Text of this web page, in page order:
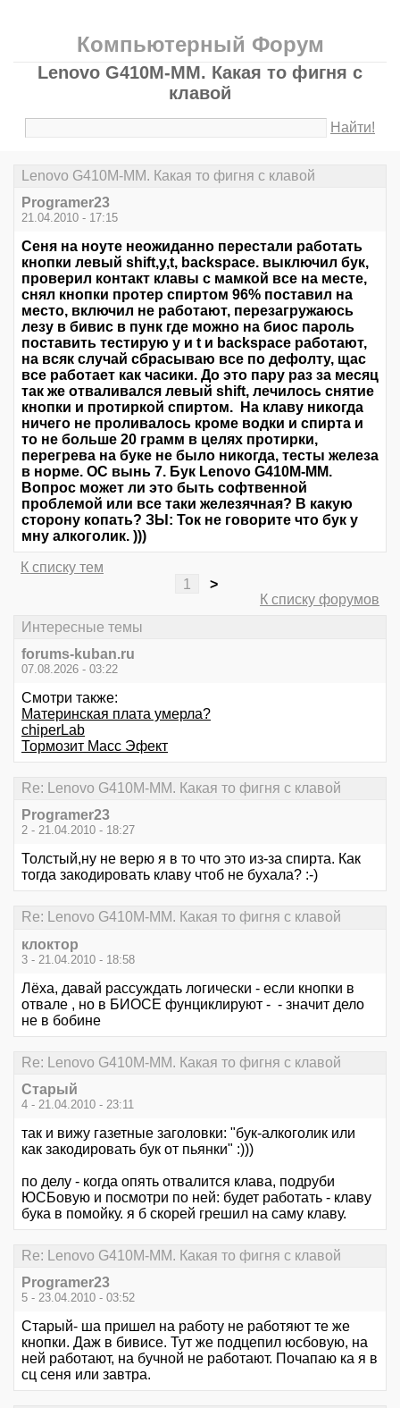
Компьютерный Форум
Lenovo G410M-MM. Какая то фигня с
клавой
Найти!
Lenovo G410M-MM. Какая то фигня с клавой
Programer23
21.04.2010 - 17:15
Сеня на ноуте неожиданно перестали работать
кнопки левый shift,y,t, backspace. выключил бук,
проверил контакт клавы с мамкой все на месте,
снял кнопки протер спиртом 96% поставил на
место, включил не работают, перезагружаюсь
лезу в бивис в пунк где можно на биос пароль
поставить тестирую y и t и backspace работают,
на всяк случай сбрасываю все по дефолту, щас
все работает как часики. До это пару раз за месяц
так же отваливался левый shift, лечилось снятие
кнопки и протиркой спиртом. На клаву никогда
ничего не проливалось кроме водки и спирта и
то не больше 20 грамм в целях протирки,
перегрева на буке не было никогда, тесты железа
в норме. ОС вынь 7. Бук Lenovo G410M-MM.
Вопрос может ли это быть софтвенной
проблемой или все таки железячная? В какую
сторону копать? ЗЫ: Ток не говорите что бук у
мну алкоголик. )))
К списку тем
1
>
К списку форумов
Интересные темы
forums-kuban.ru
07.08.2026 - 03:22
Смотри также:
Материнская плата умерла?
chiperLab
Тормозит Масс Эфект
Re: Lenovo G410M-MM. Какая то фигня с клавой
Programer23
2 - 21.04.2010 - 18:27
Толстый,ну не верю я в то что это из-за спирта. Как
тогда закодировать клаву чтоб не бухала? :-)
Re: Lenovo G410M-MM. Какая то фигня с клавой
клоктор
3 - 21.04.2010 - 18:58
Лёха, давай рассуждать логически - если кнопки в
отвале , но в БИОСЕ фунциклируют - - значит дело
не в бобине
Re: Lenovo G410M-MM. Какая то фигня с клавой
Старый
4 - 21.04.2010 - 23:11
так и вижу газетные заголовки: "бук-алкоголик или
как закодировать бук от пьянки" :)))
по делу - когда опять отвалится клава, подруби
ЮСБовую и посмотри по ней: будет работать - клаву
бука в помойку. я б скорей грешил на саму клаву.
Re: Lenovo G410M-MM. Какая то фигня с клавой
Programer23
5 - 23.04.2010 - 03:52
Старый- ша пришел на работу не работяют те же
кнопки. Даж в бивисе. Тут же подцепил юсбовую, на
ней работают, на бучной не работают. Почапаю ка я в
сц сеня или завтра.